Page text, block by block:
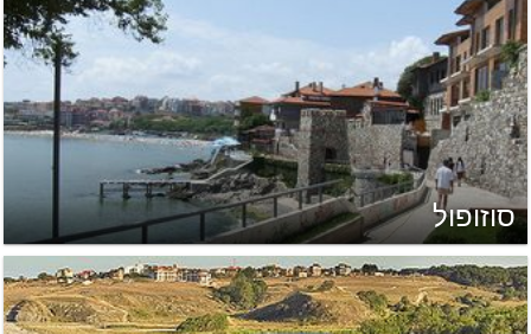
סוזופול